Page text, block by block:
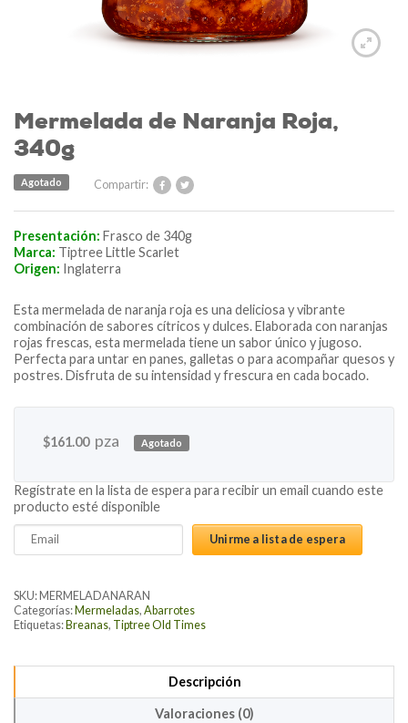
Mermelada de Naranja Roja,
340g
Compartir:
Agotado
Presentación: Frasco de 340g
Marca: Tiptree Little Scarlet
Origen: Inglaterra
Esta mermelada de naranja roja es una deliciosa y vibrante
combinación de sabores cítricos y dulces. Elaborada con naranjas
rojas frescas, esta mermelada tiene un sabor único y jugoso.
Perfecta para untar en panes, galletas o para acompañar quesos y
postres. Disfruta de su intensidad y frescura en cada bocado.
$161.00 pza Agotado
Regístrate en la lista de espera para recibir un email cuando este
producto esté disponible
Enter
your
address
to
join
waitlist
Unirme a lista de espera
SKU:MERMELADANARAN
Categorías:Mermeladas, Abarrotes
Etiquetas:Breanas, Tiptree Old Times
Descripción
Valoraciones (0)